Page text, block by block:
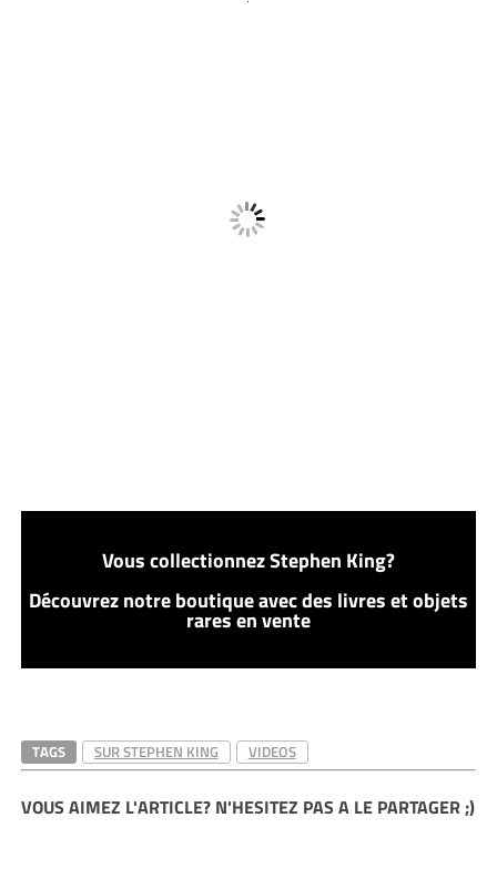
Vous collectionnez Stephen King?
Découvrez notre boutique avec des livres et objets
rares en vente
TAGS SUR STEPHEN KING VIDEOS
VOUS AIMEZ L'ARTICLE? N'HESITEZ PAS A LE PARTAGER ;)